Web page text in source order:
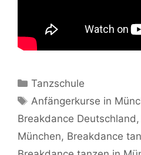
Kategorien
Tanzschule
Schlagwörter
Anfängerkurse in
Breakdance Deutschland ,
München, Breakdance